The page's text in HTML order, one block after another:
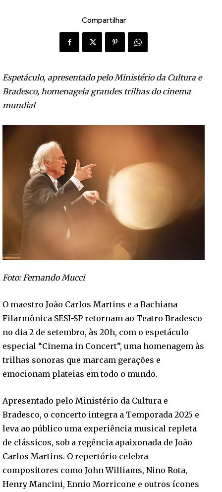
Compartilhar
Espetáculo, apresentado pelo Ministério da Cultura e
Bradesco, homenageia grandes trilhas do cinema
mundial
Foto: Fernando Mucci
O maestro João Carlos Martins e a Bachiana
Filarmônica SESI-SP retornam ao Teatro Bradesco
no dia 2 de setembro, às 20h, com o espetáculo
especial “Cinema in Concert”, uma homenagem às
trilhas sonoras que marcam gerações e
emocionam plateias em todo o mundo.
Apresentado pelo Ministério da Cultura e
Bradesco, o concerto integra a Temporada 2025 e
leva ao público uma experiência musical repleta
de clássicos, sob a regência apaixonada de João
Carlos Martins. O repertório celebra
compositores como John Williams, Nino Rota,
Henry Mancini, Ennio Morricone e outros ícones